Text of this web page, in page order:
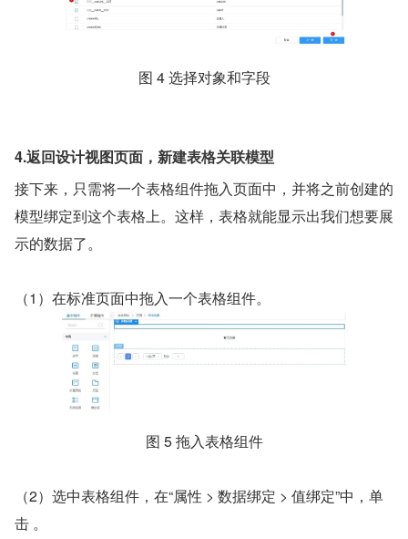
图 4 选择对象和字段
4.返回设计视图页面，新建表格关联模型
接下来，只需将一个表格组件拖入页面中，并将之前创建的
模型绑定到这个表格上。这样，表格就能显示出我们想要展
示的数据了。
（1）在标准页面中拖入一个表格组件。
图 5 拖入表格组件
（2）选中表格组件，在“属性 > 数据绑定 > 值绑定”中，单
击 。